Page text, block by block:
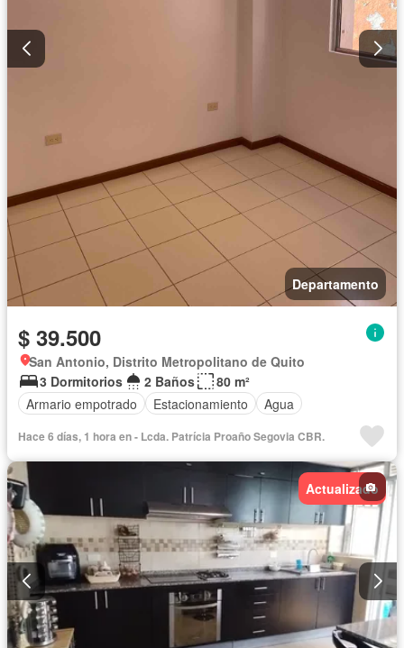
Departamento
$ 39.500
San Antonio, Distrito Metropolitano de Quito
3 Dormitorios
2 Baños
80 m²
Armario empotrado
Estacionamiento Agua
Hace 6 días, 1 hora en - Lcda. Patrícia Proaño Segovia CBR.
Actualizado